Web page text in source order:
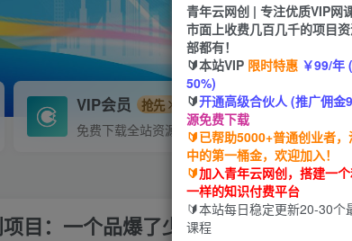
VIP会员 抢先
免费下载全站资源
目：一个品爆了少数几十单，多则几
青年云网创 | 专注优质VIP网
市面上收费几百几千的项目
部都有！
🔰本站VIP 限时特惠 ￥99/年
50%)
🔰开通高级合伙人 (推广佣金
源免费下载
🔰已帮助5000+普通创业者
中的第一桶金，欢迎加入！
🔰加入青年云网创，搭建一
一样的知识付费平台
🔰本站每日稳定更新20-30个
课程